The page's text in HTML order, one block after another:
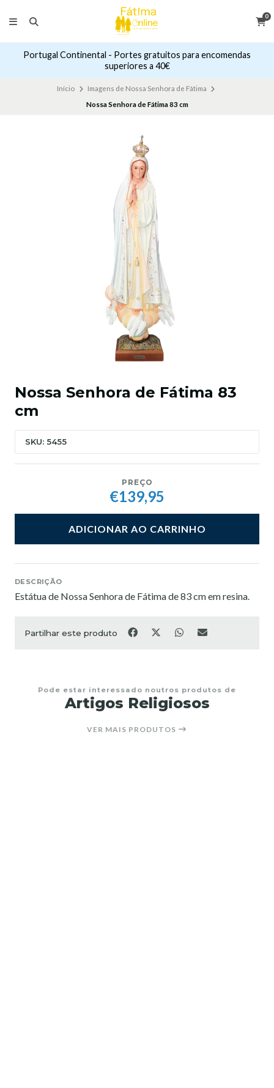
0
Portugal Continental - Portes gratuitos para encomendas
superiores a 40€
Início
Imagens de Nossa Senhora de Fátima
Nossa Senhora de Fátima 83 cm
Nossa Senhora de Fátima 83
cm
SKU: 5455
PREÇO
€139,95
ADICIONAR AO CARRINHO
DESCRIÇÃO
Estátua de Nossa Senhora de Fátima de 83 cm em resina.
Partilhar este produto
Pode estar interessado noutros produtos de
Artigos Religiosos
VER MAIS PRODUTOS